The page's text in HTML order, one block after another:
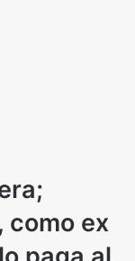
como ex